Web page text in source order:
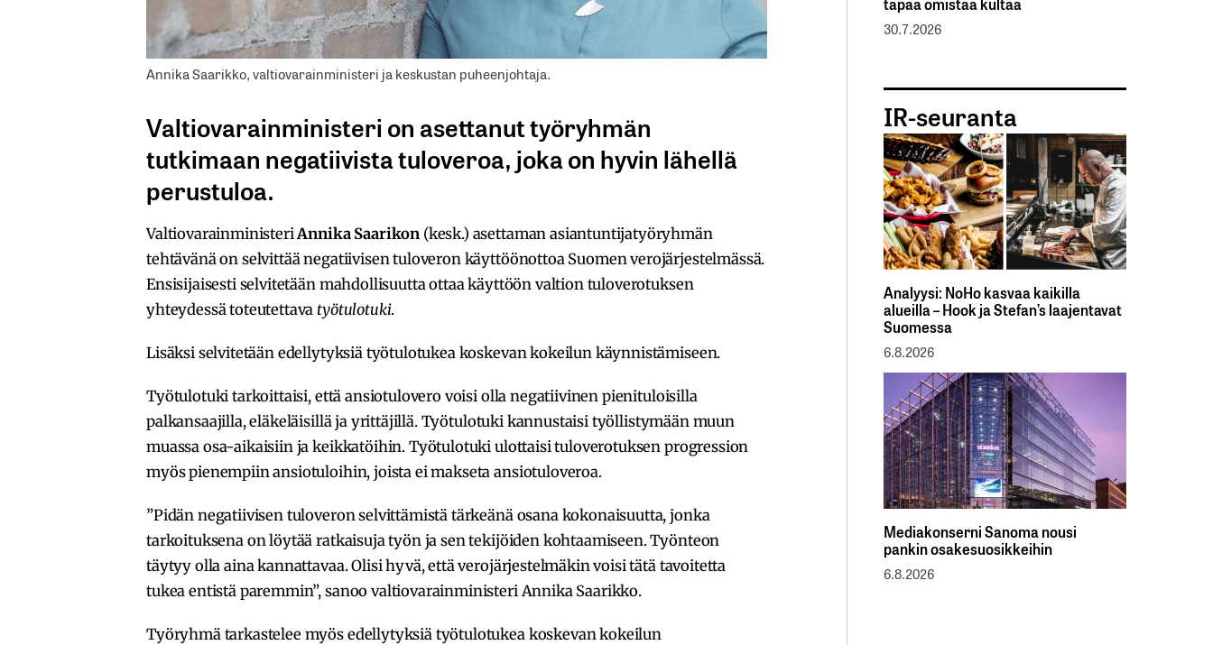
Annika Saarikko, valtiovarainministeri ja keskustan puheenjohtaja.
Valtiovarainministeri on asettanut työryhmän
tutkimaan negatiivista tuloveroa, joka on hyvin lähellä
perustuloa.
ValtiovarainministeriAnnika Saarikon (kesk.) asettaman asiantuntijatyöryhmän
tehtävänä on selvittää negatiivisen tuloveron käyttöönottoa Suomen verojärjestelmässä.
Ensisijaisesti selvitetään mahdollisuutta ottaa käyttöön valtion tuloverotuksen
yhteydessä toteutettava työtulotuki.
Lisäksi selvitetään edellytyksiä työtulotukea koskevan kokeilun käynnistämiseen.
Työtulotuki tarkoittaisi, että ansiotulovero voisi olla negatiivinen pienituloisilla
palkansaajilla, eläkeläisillä ja yrittäjillä. Työtulotuki kannustaisi työllistymään muun
muassa osa-aikaisiin ja keikkatöihin. Työtulotuki ulottaisi tuloverotuksen progression
myös pienempiin ansiotuloihin, joista ei makseta ansiotuloveroa.
”Pidän negatiivisen tuloveron selvittämistä tärkeänä osana kokonaisuutta, jonka
tarkoituksena on löytää ratkaisuja työn ja sen tekijöiden kohtaamiseen. Työnteon
täytyy olla aina kannattavaa. Olisi hyvä, että verojärjestelmäkin voisi tätä tavoitetta
tukea entistä paremmin”, sanoo valtiovarainministeri Annika Saarikko.
Työryhmä tarkastelee myös edellytyksiä työtulotukea koskevan kokeilun
30.7.2026
IR-seuranta
Analyysi: NoHo kasvaa kaikilla
alueilla – Hook ja Stefan’s laajentavat
Suomessa
6.8.2026
Mediakonserni Sanoma nousi
pankin osakesuosikkeihin
6.8.2026